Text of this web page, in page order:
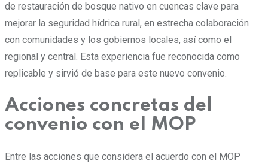
de restauración de bosque nativo en cuencas clave para
mejorar la seguridad hídrica rural, en estrecha colaboración
con comunidades y los gobiernos locales, así como el
regional y central. Esta experiencia fue reconocida como
replicable y sirvió de base para este nuevo convenio.
Acciones concretas del
convenio con el MOP
Entre las acciones que considera el acuerdo con el MOP